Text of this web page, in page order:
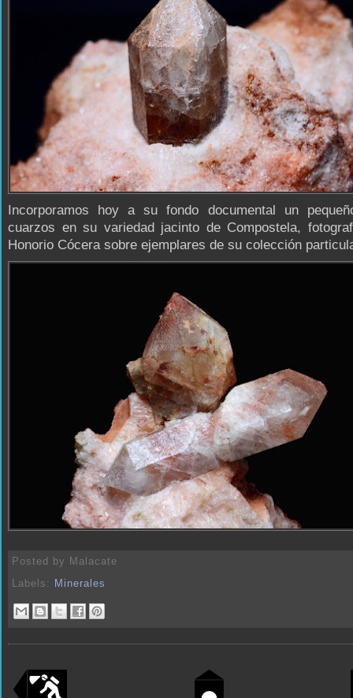
Incorporamos hoy a su fondo documental un
cuarzos en su variedad jacinto de Compostela,
Honorio Cócera sobre ejemplares de su colección
Posted by Malacate
Labels:
Minerales